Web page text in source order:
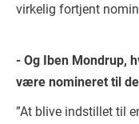
virkelig fortjent
- Og Iben Mondrup,
være nomineret til
”At blive indstillet til